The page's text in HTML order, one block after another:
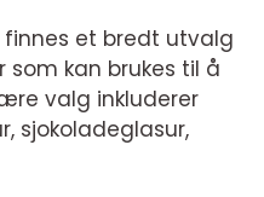
finnes et bredt utvalg
kan brukes til å
valg inkluderer
sjokoladeglasur,